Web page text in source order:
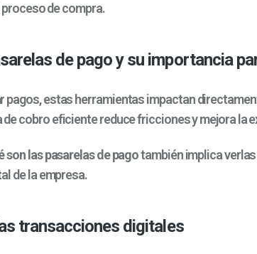
de compra.
de pago y su importancia
pagos, estas herramientas impactan
de cobro eficiente reduce fricciones y mejora la
son las pasarelas de pagotambién implica
de la empresa.
transacciones digitales